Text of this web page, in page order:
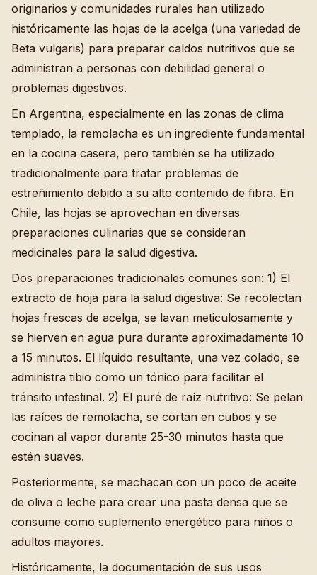
originarios y comunidades rurales han utilizado
históricamente las hojas de la acelga (una variedad de
Beta vulgaris) para preparar caldos nutritivos que se
administran a personas con debilidad general o
problemas digestivos.
En Argentina, especialmente en las zonas de clima
templado, la remolacha es un ingrediente fundamental
en la cocina casera, pero también se ha utilizado
tradicionalmente para tratar problemas de
estreñimiento debido a su alto contenido de fibra. En
Chile, las hojas se aprovechan en diversas
preparaciones culinarias que se consideran
medicinales para la salud digestiva.
Dos preparaciones tradicionales comunes son: 1) El
extracto de hoja para la salud digestiva: Se recolectan
hojas frescas de acelga, se lavan meticulosamente y
se hierven en agua pura durante aproximadamente 10
a 15 minutos. El líquido resultante, una vez colado, se
administra tibio como un tónico para facilitar el
tránsito intestinal. 2) El puré de raíz nutritivo: Se pelan
las raíces de remolacha, se cortan en cubos y se
cocinan al vapor durante 25-30 minutos hasta que
estén suaves.
Posteriormente, se machacan con un poco de aceite
de oliva o leche para crear una pasta densa que se
consume como suplemento energético para niños o
adultos mayores.
Históricamente, la documentación de sus usos